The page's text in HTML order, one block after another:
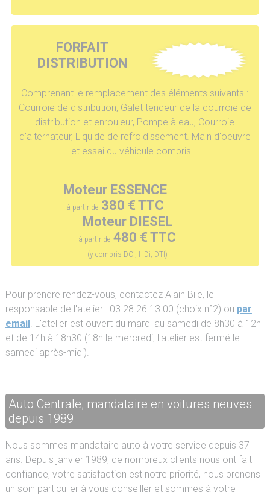
FORFAIT
DISTRIBUTION
Comprenant le remplacement des éléments suivants :
Courroie de distribution, Galet tendeur de la courroie de
distribution et enrouleur, Pompe à eau, Courroie
d'alternateur, Liquide de refroidissement. Main d'oeuvre
et essai du véhicule compris.
Moteur ESSENCE
à partir de380 € TTC
Moteur DIESEL
à partir de480 € TTC
(y compris DCi, HDi, DTI)
Pour prendre rendez-vous, contactez Alain Bile, le
responsable de l'atelier : 03.28.26.13.00 (choix n°2) ou par
email. L'atelier est ouvert du mardi au samedi de 8h30 à 12h
et de 14h à 18h30 (18h le mercredi, l'atelier est fermé le
samedi après-midi).
Auto Centrale, mandataire en voitures neuves
depuis 1989
Nous sommes mandataire auto à votre service depuis 37
ans. Depuis janvier 1989, de nombreux clients nous ont fait
confiance, votre satisfaction est notre priorité, nous prenons
un soin particulier à vous conseiller et sommes à votre